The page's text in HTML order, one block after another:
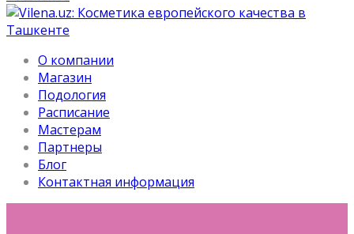
О компании
Магазин
Подология
Расписание
Мастерам
Партнеры
Блог
Контактная информация